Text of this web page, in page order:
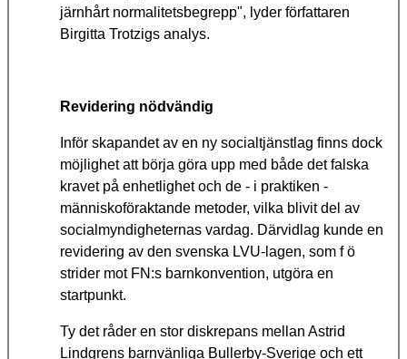
järnhårt normalitetsbegrepp", lyder författaren
Birgitta Trotzigs analys.
Revidering nödvändig
Inför skapandet av en ny socialtjänstlag finns dock
möjlighet att börja göra upp med både det falska
kravet på enhetlighet och de - i praktiken -
människoföraktande metoder, vilka blivit del av
socialmyndigheternas vardag. Därvidlag kunde en
revidering av den svenska LVU-lagen, som f ö
strider mot FN:s barnkonvention, utgöra en
startpunkt.
Ty det råder en stor diskrepans mellan Astrid
Lindgrens barnvänliga Bullerby-Sverige och ett